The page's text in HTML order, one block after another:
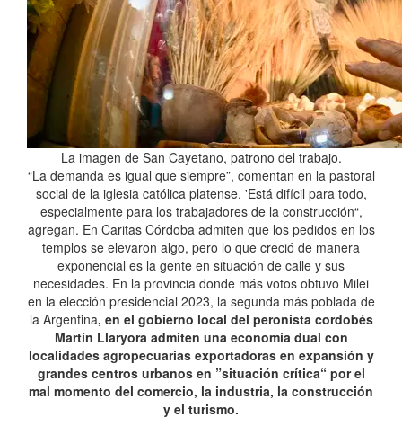
La imagen de San Cayetano, patrono del trabajo.
“La demanda es igual que siempre”, comentan en la pastoral
social de la iglesia católica platense. 'Está difícil para todo,
especialmente para los trabajadores de la construcción“,
agregan. En Caritas Córdoba admiten que los pedidos en los
templos se elevaron algo, pero lo que creció de manera
exponencial es la gente en situación de calle y sus
necesidades. En la provincia donde más votos obtuvo Milei
en la elección presidencial 2023, la segunda más poblada de
la Argentina, en el gobierno local del peronista cordobés
Martín Llaryora admiten una economía dual con
localidades agropecuarias exportadoras en expansión y
grandes centros urbanos en ”situación crítica“ por el
mal momento del comercio, la industria, la construcción
y el turismo.